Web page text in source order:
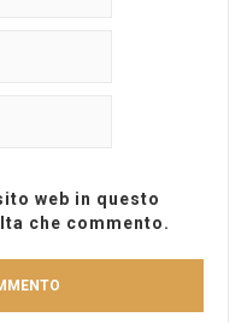
web in questo
che commento.